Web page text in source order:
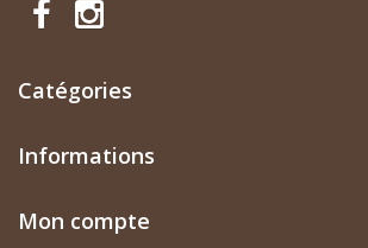
Catégories
Informations
Mon compte